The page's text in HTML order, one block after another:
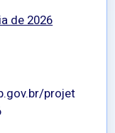
de 2026
projet